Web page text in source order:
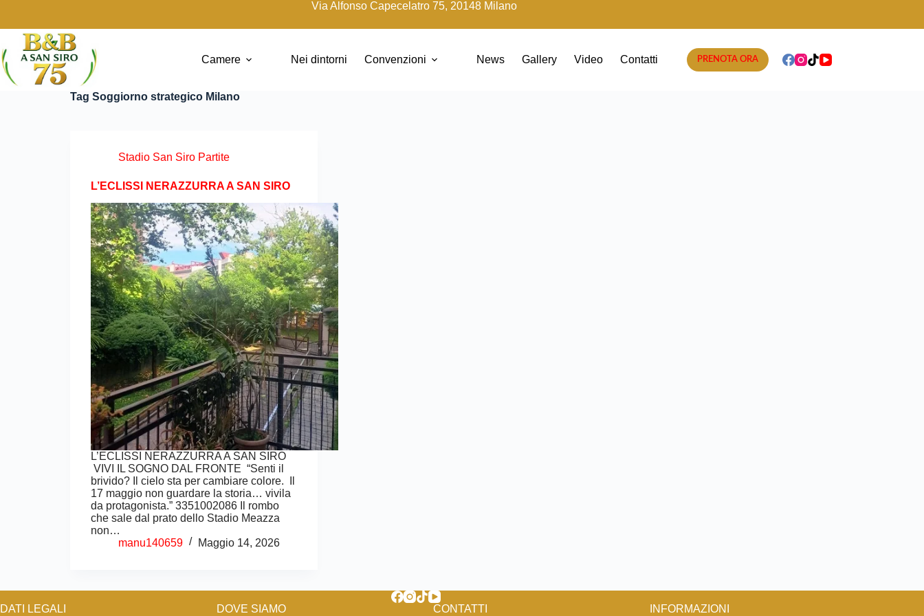
Via Alfonso Capecelatro 75, 20148 Milano
Camere Nei dintorni Convenzioni News Gallery Video Contatti PRENOTA ORA
Tag Soggiorno strategico Milano
Stadio San Siro Partite
L’ECLISSI NERAZZURRA A SAN SIRO
L’ECLISSI NERAZZURRA A SAN SIRO
VIVI IL SOGNO DAL FRONTE “Senti il
brivido? Il cielo sta per cambiare colore. Il
17 maggio non guardare la storia… vivila
da protagonista.” 3351002086 Il rombo
che sale dal prato dello Stadio Meazza
non…
manu140659
Maggio 14, 2026
DATI LEGALI DOVE SIAMO CONTATTI INFORMAZIONI